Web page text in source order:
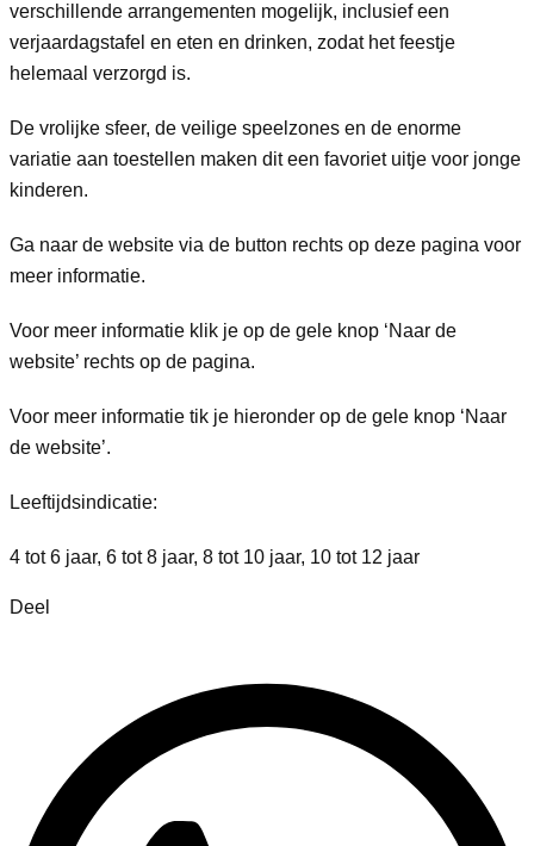
verschillende arrangementen mogelijk, inclusief een
verjaardagstafel en eten en drinken, zodat het feestje
helemaal verzorgd is.
De vrolijke sfeer, de veilige speelzones en de enorme
variatie aan toestellen maken dit een favoriet uitje voor jonge
kinderen.
Ga naar de website via de button rechts op deze pagina voor
meer informatie.
Voor meer informatie klik je op de gele knop ‘Naar de
website’ rechts op de pagina.
Voor meer informatie tik je hieronder op de gele knop ‘Naar
de website’.
Leeftijdsindicatie:
4 tot 6 jaar, 6 tot 8 jaar, 8 tot 10 jaar, 10 tot 12 jaar
Deel